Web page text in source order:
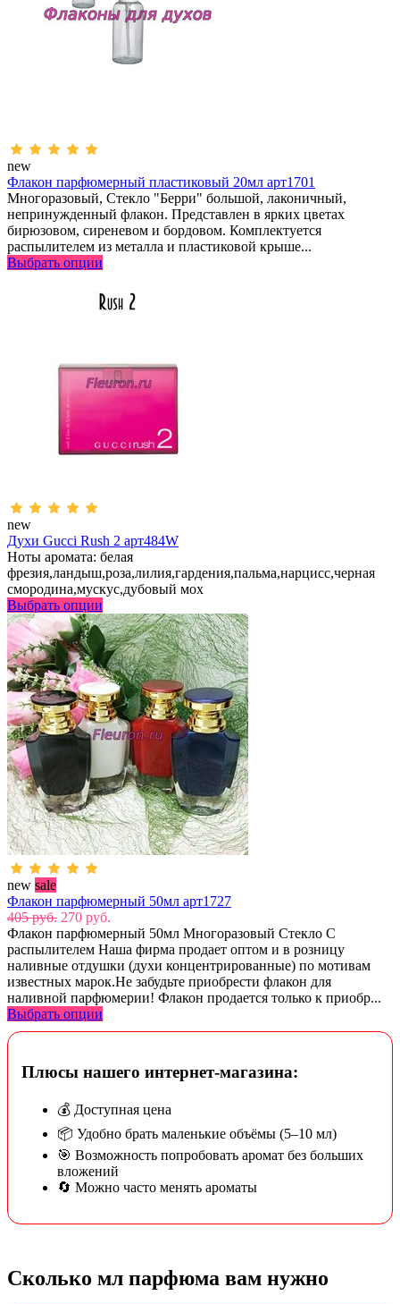
new
Флакон парфюмерный пластиковый 20мл арт1701
Многоразовый, Стекло "Берри" большой, лаконичный,
непринужденный флакон. Представлен в ярких цветах
бирюзовом, сиреневом и бордовом. Комплектуется
распылителем из металла и пластиковой крыше...
Выбрать опции
new
Духи Gucci Rush 2 арт484W
Ноты аромата: белая
фрезия,ландыш,роза,лилия,гардения,пальма,нарцисс,черная
смородина,мускус,дубовый мох
Выбрать опции
new sale
Флакон парфюмерный 50мл арт1727
405 руб. 270 руб.
Флакон парфюмерный 50мл Многоразовый Стекло С
распылителем Наша фирма продает оптом и в розницу
наливные отдушки (духи концентрированные) по мотивам
известных марок.Не забудьте приобрести флакон для
наливной парфюмерии! Флакон продается только к приобр...
Выбрать опции
Плюсы нашего интернет-магазина:
💰 Доступная цена
📦 Удобно брать маленькие объёмы (5–10 мл)
🎯 Возможность попробовать аромат без больших
вложений
🔄 Можно часто менять ароматы
Сколько мл парфюма вам нужно